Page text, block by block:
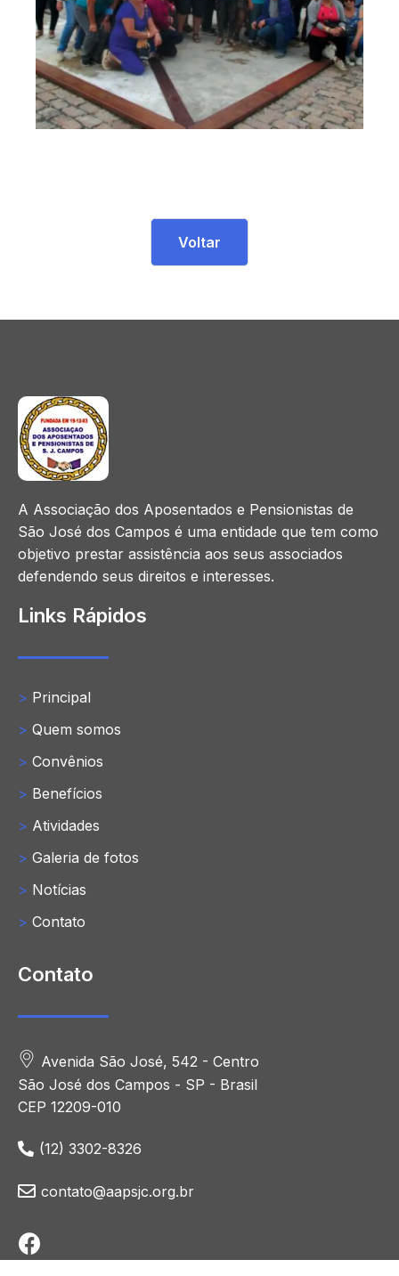
Voltar
A Associação dos Aposentados e Pensionistas de
São José dos Campos é uma entidade que tem como
objetivo prestar assistência aos seus associados
defendendo seus direitos e interesses.
Links Rápidos
> Principal
> Quem somos
> Convênios
> Benefícios
> Atividades
> Galeria de fotos
> Notícias
> Contato
Contato
Avenida São José, 542 - Centro
São José dos Campos - SP - Brasil
CEP 12209-010
(12) 3302-8326
contato@aapsjc.org.br